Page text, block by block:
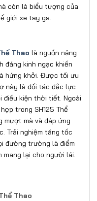
còn là biểu tượng của
giới xe tay ga.
Thao là nguồn năng
đáng kinh ngạc khiến
hứng khởi. Được tối ưu
này là đối tác đắc lực
điều kiện thời tiết. Ngoài
trong SH125 Thể
mượt mà và đáp ứng
Trải nghiệm tăng tốc
đường trường là điểm
mang lại cho người lái.
Thao